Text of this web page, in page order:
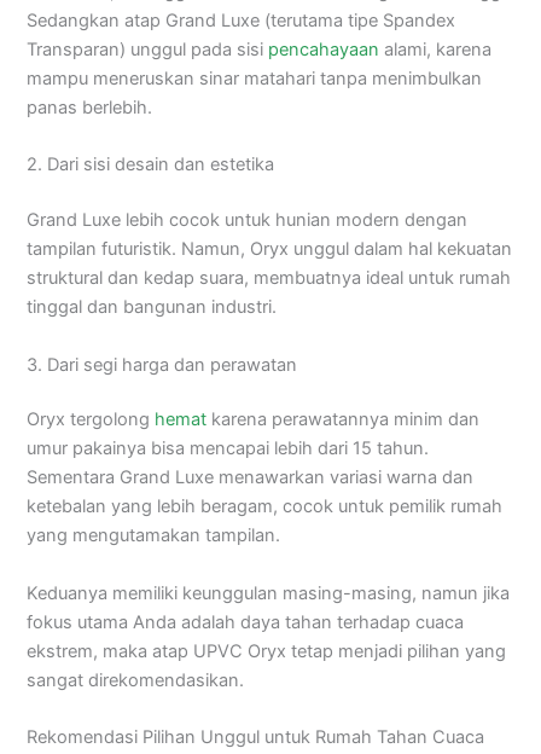
Sedangkan atap Grand Luxe (terutama tipe Spandex
Transparan) unggul pada sisi pencahayaan alami, karena
mampu meneruskan sinar matahari tanpa menimbulkan
panas berlebih.
2. Dari sisi desain dan estetika
Grand Luxe lebih cocok untuk hunian modern dengan
tampilan futuristik. Namun, Oryx unggul dalam hal kekuatan
struktural dan kedap suara, membuatnya ideal untuk rumah
tinggal dan bangunan industri.
3. Dari segi harga dan perawatan
Oryx tergolong hemat karena perawatannya minim dan
umur pakainya bisa mencapai lebih dari 15 tahun.
Sementara Grand Luxe menawarkan variasi warna dan
ketebalan yang lebih beragam, cocok untuk pemilik rumah
yang mengutamakan tampilan.
Keduanya memiliki keunggulan masing-masing, namun jika
fokus utama Anda adalah daya tahan terhadap cuaca
ekstrem, maka atap UPVC Oryx tetap menjadi pilihan yang
sangat direkomendasikan.
Rekomendasi Pilihan Unggul untuk Rumah Tahan Cuaca